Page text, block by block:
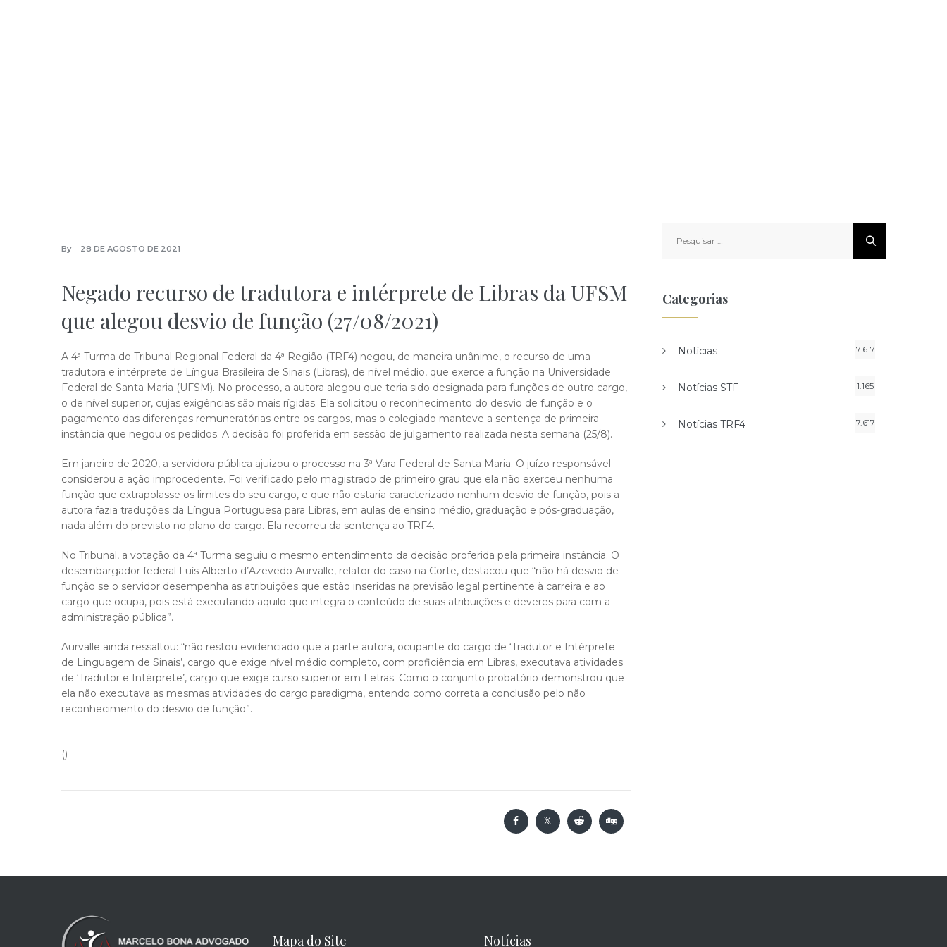
By 28 DE AGOSTO DE 2021
Negado recurso de tradutora e intérprete de Libras da UFSM
que alegou desvio de função (27/08/2021)
A 4ª Turma do Tribunal Regional Federal da 4ª Região (TRF4) negou, de maneira unânime, o recurso de uma
tradutora e intérprete de Língua Brasileira de Sinais (Libras), de nível médio, que exerce a função na Universidade
Federal de Santa Maria (UFSM). No processo, a autora alegou que teria sido designada para funções de outro cargo,
o de nível superior, cujas exigências são mais rígidas. Ela solicitou o reconhecimento do desvio de função e o
pagamento das diferenças remuneratórias entre os cargos, mas o colegiado manteve a sentença de primeira
instância que negou os pedidos. A decisão foi proferida em sessão de julgamento realizada nesta semana (25/8).
Em janeiro de 2020, a servidora pública ajuizou o processo na 3ª Vara Federal de Santa Maria. O juízo responsável
considerou a ação improcedente. Foi verificado pelo magistrado de primeiro grau que ela não exerceu nenhuma
função que extrapolasse os limites do seu cargo, e que não estaria caracterizado nenhum desvio de função, pois a
autora fazia traduções da Língua Portuguesa para Libras, em aulas de ensino médio, graduação e pós-graduação,
nada além do previsto no plano do cargo. Ela recorreu da sentença ao TRF4.
No Tribunal, a votação da 4ª Turma seguiu o mesmo entendimento da decisão proferida pela primeira instância. O
desembargador federal Luís Alberto d’Azevedo Aurvalle, relator do caso na Corte, destacou que “não há desvio de
função se o servidor desempenha as atribuições que estão inseridas na previsão legal pertinente à carreira e ao
cargo que ocupa, pois está executando aquilo que integra o conteúdo de suas atribuições e deveres para com a
administração pública”.
Aurvalle ainda ressaltou: “não restou evidenciado que a parte autora, ocupante do cargo de ‘Tradutor e Intérprete
de Linguagem de Sinais’, cargo que exige nível médio completo, com proficiência em Libras, executava atividades
de ‘Tradutor e Intérprete’, cargo que exige curso superior em Letras. Como o conjunto probatório demonstrou que
ela não executava as mesmas atividades do cargo paradigma, entendo como correta a conclusão pelo não
reconhecimento do desvio de função”.
()
por:
Categorias
Notícias 7.617
Notícias STF 1.165
Notícias TRF4 7.617
Mapa do Site Notícias